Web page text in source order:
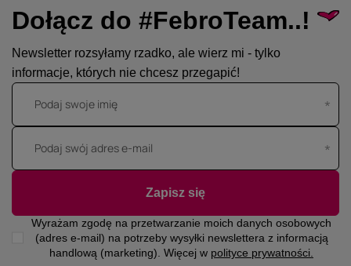
Dołącz do #FebroTeam..!
Newsletter rozsyłamy rzadko, ale wierz mi - tylko
informacje, których nie chcesz przegapić!
Podaj swoje imię
Podaj swój adres e-mail
Wyrażam zgodę na przetwarzanie moich danych osobowych
(adres e-mail) na potrzeby wysyłki newslettera z informacją
handlową (marketing). Więcej w polityce prywatności.
Zapisz się